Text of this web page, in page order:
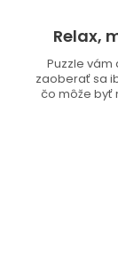
Relax,
Puzzle
zaoberať sa
čo môže byť